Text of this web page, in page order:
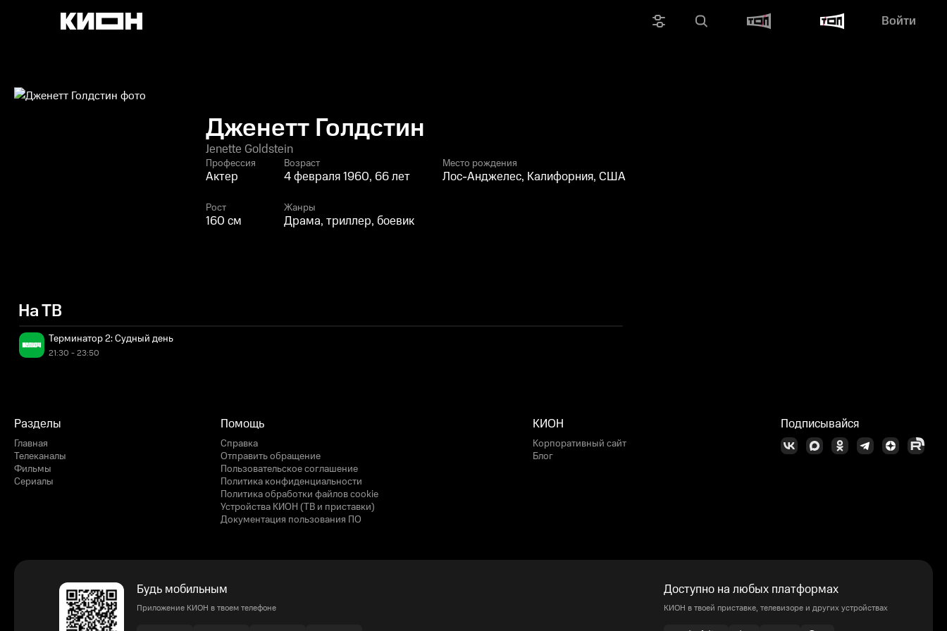
Войти
Дженетт Голдстин
Jenette Goldstein
Профессия
Актер
Возраст
4 февраля 1960, 66 лет
Место рождения
Лос-Анджелес, Калифорния, США
Рост
160 см
Жанры
Драма, триллер, боевик
На ТВ
Терминатор 2: Судный день
21:30 - 23:50
Разделы
Главная
Телеканалы
Фильмы
Сериалы
Помощь
Справка
Отправить обращение
Пользовательское соглашение
Политика конфиденциальности
Политика обработки файлов cookie
Устройства КИОН (ТВ и приставки)
Документация пользования ПО
КИОН
Корпоративный сайт
Блог
Подписывайся
Будь мобильным
Приложение КИОН в твоем телефоне
Доступно на любых платформах
КИОН в твоей приставке, телевизоре и других устройствах